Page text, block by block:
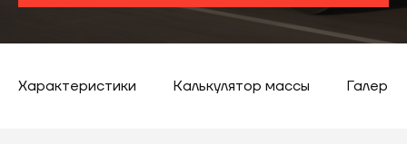
Характеристики Калькулятор массы Галерея